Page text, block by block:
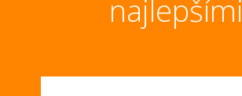
najlepšími